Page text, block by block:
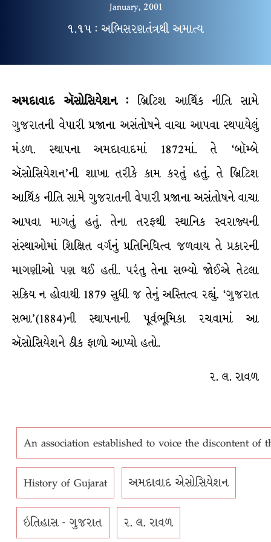
January, 2001
૧.૧૫ : અભિસરણતંત્રથી અમાત્ય
અમદાવાદ ઍસોસિયેશન : બ્રિટિશ આર્થિક નીતિ સામે
ગુજરાતની વેપારી પ્રજાના અસંતોષને વાચા આપવા સ્થપાયેલું
મંડળ. સ્થાપના અમદાવાદમાં 1872માં. તે ‘બૉમ્બે
ઍસોસિયેશન’ની શાખા તરીકે કામ કરતું હતું. તે બ્રિટિશ
આર્થિક નીતિ સામે ગુજરાતની વેપારી પ્રજાના અસંતોષને વાચા
આપવા માગતું હતું. તેના તરફથી સ્થાનિક સ્વરાજ્યની
સંસ્થાઓમાં શિક્ષિત વર્ગનું પ્રતિનિધિત્વ જળવાય તે પ્રકારની
માગણીઓ પણ થઈ હતી. પરંતુ તેના સભ્યો જોઈએ તેટલા
સક્રિય ન હોવાથી 1879 સુધી જ તેનું અસ્તિત્વ રહ્યું. ‘ગુજરાત
સભા’(1884)ની સ્થાપનાની પૂર્વભૂમિકા રચવામાં આ
ઍસોસિયેશને ઠીક ફાળો આપ્યો હતો.
ર. લ. રાવળ
An association established to voice the discontent of
History of Gujarat અમદાવાદ એસોસિયેશન
ઇતિહાસ - ગુજરાત ર. લ. રાવળ